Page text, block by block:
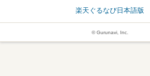
楽天ぐるなび日本語版
© Gurunavi, Inc.